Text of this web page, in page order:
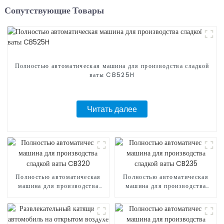
Сопутствующие Товары
Полностью автоматическая машина для производства сладкой
ваты CB525H
Читать далее
Полностью автоматическая
машина для производства
Полностью автоматическая
машина для производства